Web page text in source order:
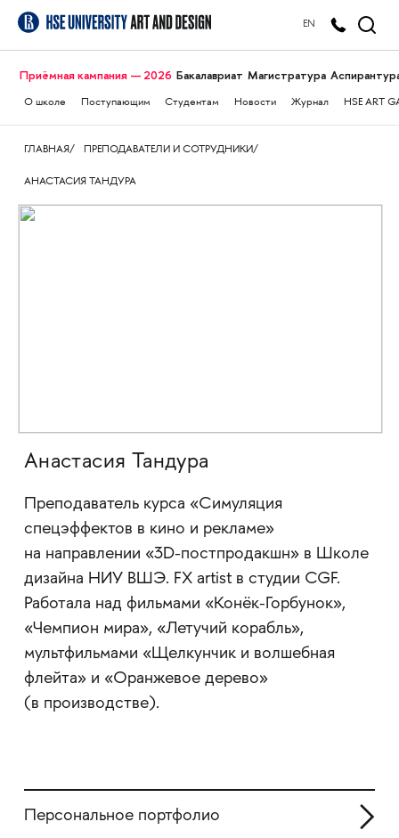
EN
Приёмная кампания — 2026 Бакалавриат Магистратура
О школе Поступающим Студентам Новости Журнал HSE ART
ГЛАВНАЯ ПРЕПОДАВАТЕЛИ И СОТРУДНИКИ
АНАСТАСИЯ ТАНДУРА
Анастасия Тандура
Преподаватель курса «Симуляция
спецэффектов в кино и рекламе»
на направлении «3D-постпродакшн» в Школе
дизайна НИУ ВШЭ. FX artist в студии CGF.
Работала над фильмами «Конёк-Горбунок»,
«Чемпион мира», «Летучий корабль»,
мультфильмами «Щелкунчик и волшебная
флейта» и «Оранжевое дерево»
(в производстве).
Персональное портфолио